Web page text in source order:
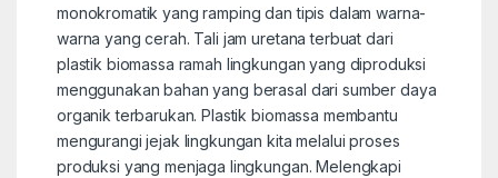
monokromatik yang ramping dan tipis dalam warna-
warna yang cerah. Tali jam uretana terbuat dari
plastik biomassa ramah lingkungan yang diproduksi
menggunakan bahan yang berasal dari sumber daya
organik terbarukan. Plastik biomassa membantu
mengurangi jejak lingkungan kita melalui proses
produksi yang menjaga lingkungan. Melengkapi